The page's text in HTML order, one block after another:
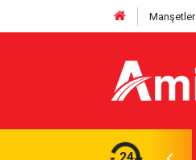
Manşetler